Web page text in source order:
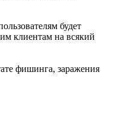
будет
клиентам на всякий
фишинга, заражения